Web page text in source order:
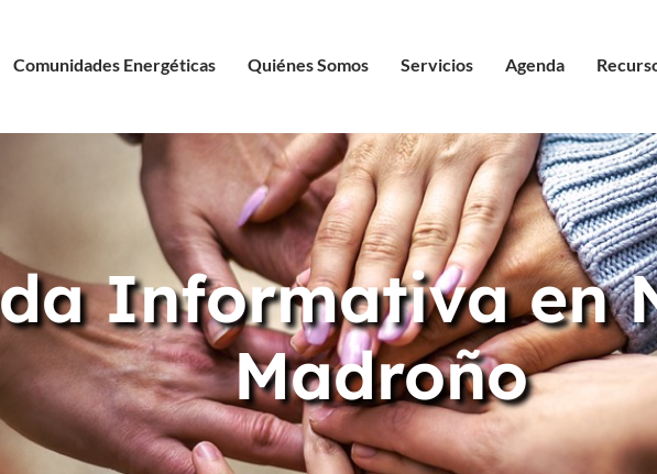
Comunidades Energéticas Quiénes Somos Servicios Agenda
Informativa en
Madroño